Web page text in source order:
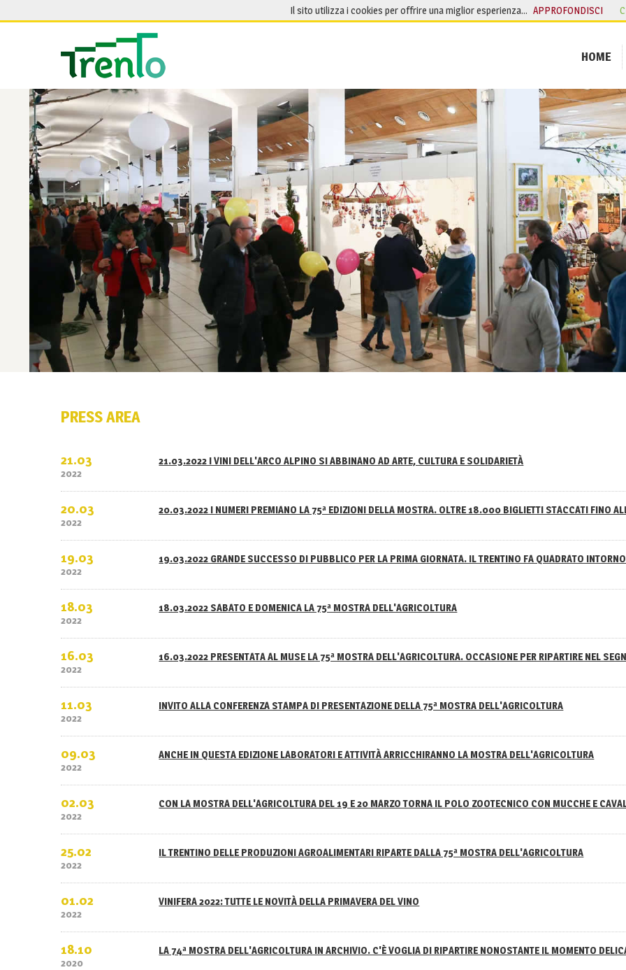
HOME
PRESS AREA
21.03
2022
21.03.2022 I VINI DELL'ARCO ALPINO SI ABBINANO AD ARTE, CULTURA E SOLIDARIETÀ
20.03
2022
20.03.2022 I NUMERI PREMIANO LA 75ª EDIZIONI DELLA MOSTRA. OLTRE 18.000 BIGLIETTI STACCATI FINO
19.03
2022
19.03.2022 GRANDE SUCCESSO DI PUBBLICO PER LA PRIMA GIORNATA. IL TRENTINO FA QUADRATO
18.03
2022
18.03.2022 SABATO E DOMENICA LA 75ª MOSTRA DELL'AGRICOLTURA
16.03
2022
16.03.2022 PRESENTATA AL MUSE LA 75ª MOSTRA DELL'AGRICOLTURA. OCCASIONE PER RIPARTIRE NEL
11.03
2022
INVITO ALLA CONFERENZA STAMPA DI PRESENTAZIONE DELLA 75ª MOSTRA DELL'AGRICOLTURA
09.03
2022
ANCHE IN QUESTA EDIZIONE LABORATORI E ATTIVITÀ ARRICCHIRANNO LA MOSTRA DELL'AGRICOLTURA
02.03
2022
CON LA MOSTRA DELL'AGRICOLTURA DEL 19 E 20 MARZO TORNA IL POLO ZOOTECNICO CON MUCCHE E
25.02
2022
IL TRENTINO DELLE PRODUZIONI AGROALIMENTARI RIPARTE DALLA 75ª MOSTRA DELL'AGRICOLTURA
01.02
2022
VINIFERA 2022: TUTTE LE NOVITÀ DELLA PRIMAVERA DEL VINO
18.10
2020
LA 74ª MOSTRA DELL'AGRICOLTURA IN ARCHIVIO. C'È VOGLIA DI RIPARTIRE NONOSTANTE IL MOMENTO
Il sito utilizza i cookies per offrire una miglior esperienza… APPROFONDISCI